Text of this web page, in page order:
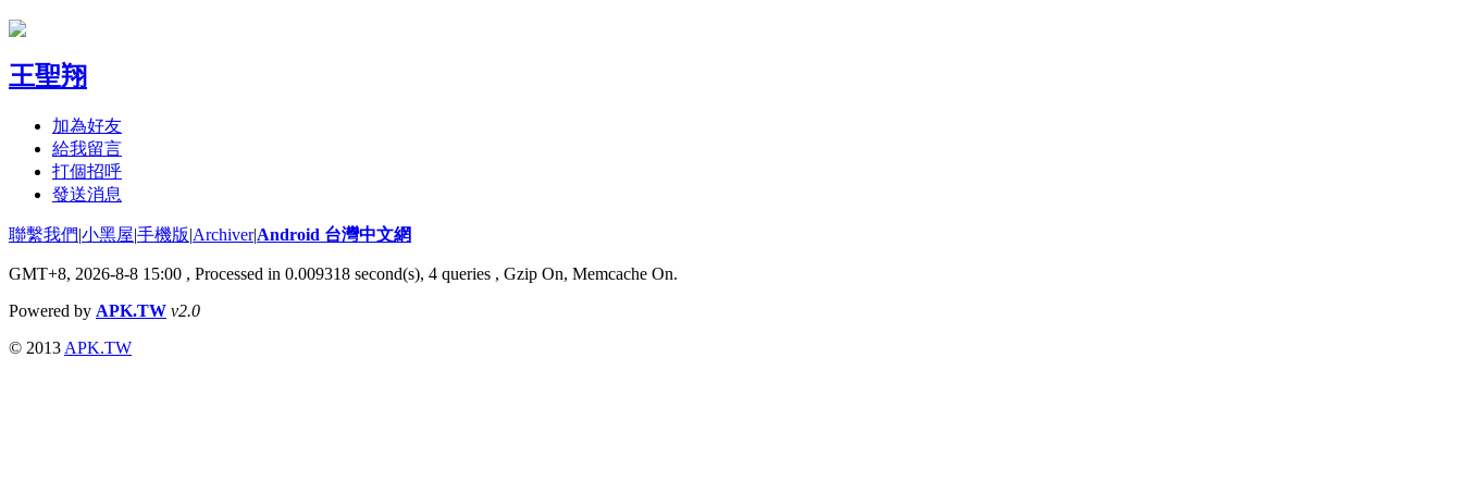
王聖翔
加為好友
給我留言
打個招呼
發送消息
聯繫我們|小黑屋|手機版|Archiver|Android 台灣中文網
GMT+8, 2026-8-8 15:00 , Processed in 0.009318 second(s), 4 queries , Gzip On, Memcache On.
Powered by APK.TW v2.0
© 2013 APK.TW